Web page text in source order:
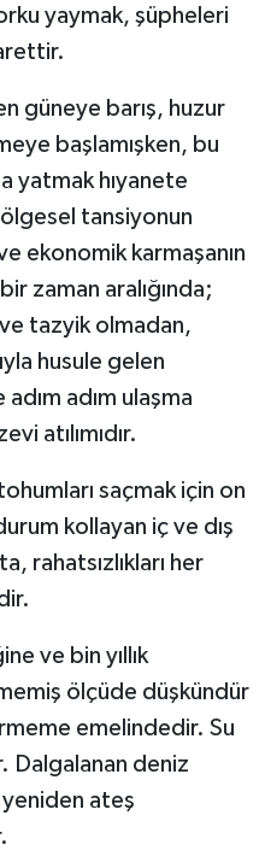
yaymak, şüpheleri
güneye barış, huzur
başlamışken, bu
yatmak hıyanete
tansiyonun
ekonomik karmaşanın
zaman aralığında;
tazyik olmadan,
husule gelen
adım ulaşma
atılımıdır.
saçmak için on
kollayan iç ve dış
rahatsızlıkları her
ve bin yıllık
ölçüde düşkündür
emelindedir. Su
Dalgalanan deniz
yeniden ateş